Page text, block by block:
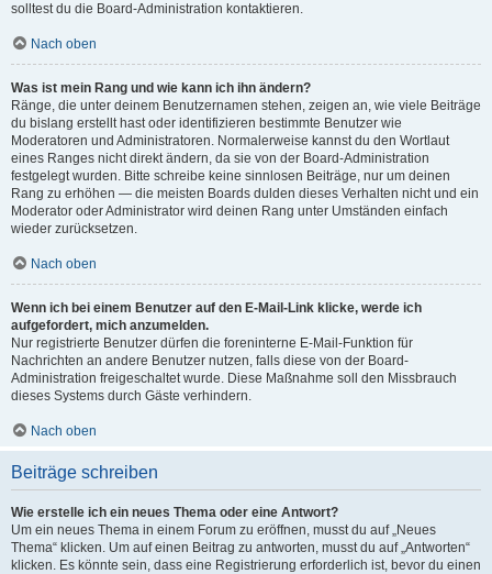
solltest du die Board-Administration kontaktieren.
Nach oben
Was ist mein Rang und wie kann ich ihn ändern?
Ränge, die unter deinem Benutzernamen stehen, zeigen an, wie viele Beiträge
du bislang erstellt hast oder identifizieren bestimmte Benutzer wie
Moderatoren und Administratoren. Normalerweise kannst du den Wortlaut
eines Ranges nicht direkt ändern, da sie von der Board-Administration
festgelegt wurden. Bitte schreibe keine sinnlosen Beiträge, nur um deinen
Rang zu erhöhen — die meisten Boards dulden dieses Verhalten nicht und ein
Moderator oder Administrator wird deinen Rang unter Umständen einfach
wieder zurücksetzen.
Nach oben
Wenn ich bei einem Benutzer auf den E-Mail-Link klicke, werde ich
aufgefordert, mich anzumelden.
Nur registrierte Benutzer dürfen die foreninterne E-Mail-Funktion für
Nachrichten an andere Benutzer nutzen, falls diese von der Board-
Administration freigeschaltet wurde. Diese Maßnahme soll den Missbrauch
dieses Systems durch Gäste verhindern.
Nach oben
Beiträge schreiben
Wie erstelle ich ein neues Thema oder eine Antwort?
Um ein neues Thema in einem Forum zu eröffnen, musst du auf „Neues
Thema“ klicken. Um auf einen Beitrag zu antworten, musst du auf „Antworten“
klicken. Es könnte sein, dass eine Registrierung erforderlich ist, bevor du einen